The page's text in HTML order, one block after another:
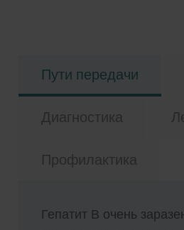
Пути передачи
Диагностика
Профилактика
Гепатит В очень